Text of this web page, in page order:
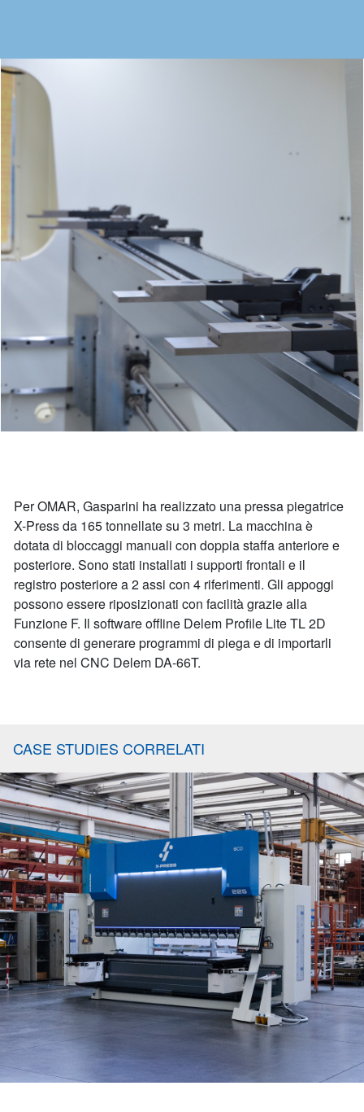
Per OMAR, Gasparini ha realizzato una pressa piegatrice
X-Press da 165 tonnellate su 3 metri. La macchina è
dotata di bloccaggi manuali con doppia staffa anteriore e
posteriore. Sono stati installati i supporti frontali e il
registro posteriore a 2 assi con 4 riferimenti. Gli appoggi
possono essere riposizionati con facilità grazie alla
Funzione F. Il software offline Delem Profile Lite TL 2D
consente di generare programmi di piega e di importarli
via rete nel CNC Delem DA-66T.
CASE STUDIES CORRELATI